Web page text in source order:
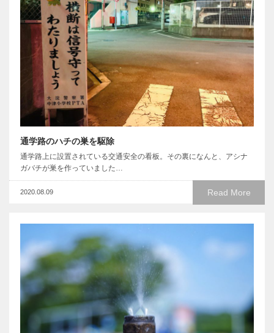
通学路のハチの巣を駆除
通学路上に設置されている交通安全の看板。その裏になんと、アシナ
ガバチが巣を作っていました…
Read More
2020.08.09